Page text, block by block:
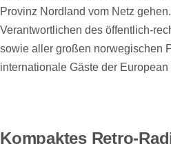
Provinz Nordland vom Netz
Verantwortlichen des öffentlich-
sowie aller großen norwegischen
internationale Gäste der
Kompaktes Retro-